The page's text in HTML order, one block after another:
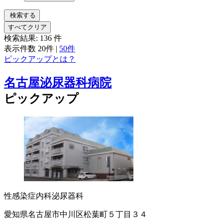
検索する
すべてクリア
検索結果: 136 件
表示件数 20件 | 50件
ピックアップとは？
名古屋泌尿器科病院
ピックアップ
性感染症内科泌尿器科
愛知県名古屋市中川区松葉町５丁目３４